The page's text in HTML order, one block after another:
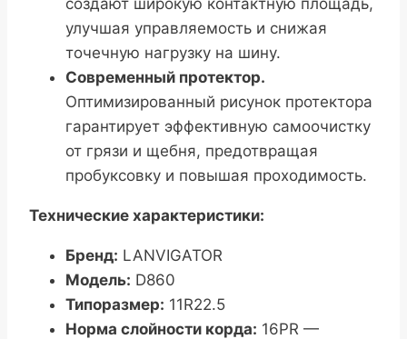
создают широкую контактную площадь,
улучшая управляемость и снижая
точечную нагрузку на шину.
Современный протектор.
Оптимизированный рисунок протектора
гарантирует эффективную самоочистку
от грязи и щебня, предотвращая
пробуксовку и повышая проходимость.
Технические характеристики:
Бренд: LANVIGATOR
Модель: D860
Типоразмер: 11R22.5
Норма слойности корда: 16PR —